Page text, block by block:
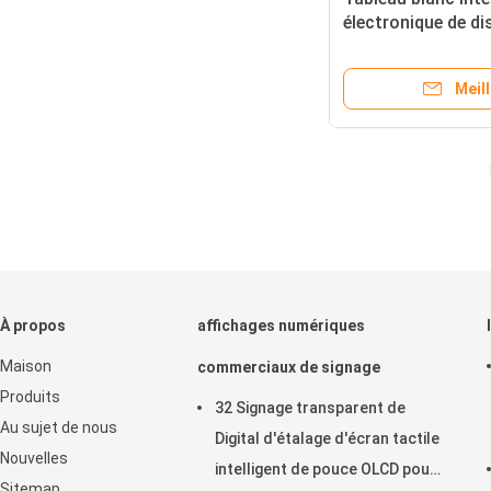
électronique de
mur 65 pouces
À propos
Maison
Produits
Au sujet de nous
Nouvelles
affichages numériques
commerciaux de signage
32 Signage transparent de
Digital d'étalage d'écran tactile
intelligent de pouce OLCD pour